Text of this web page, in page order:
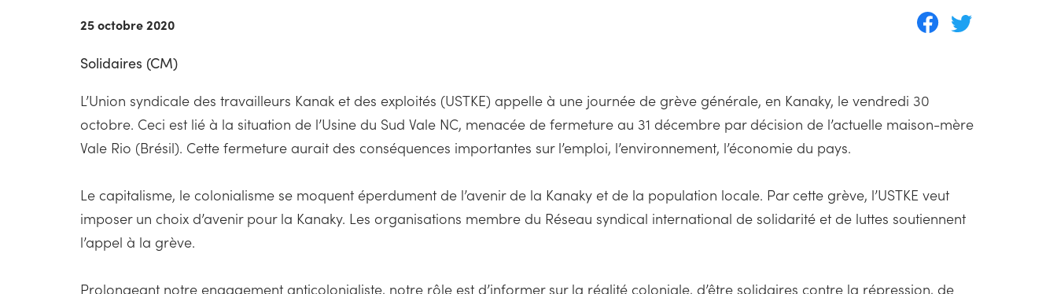
25 octobre 2020
Solidaires (CM)
L’Union syndicale des travailleurs Kanak et des exploités (USTKE) appelle à une journée de grève générale, en Kanaky, le vendredi 30
octobre. Ceci est lié à la situation de l’Usine du Sud Vale NC, menacée de fermeture au 31 décembre par décision de l’actuelle maison-mère
Vale Rio (Brésil). Cette fermeture aurait des conséquences importantes sur l’emploi, l’environnement, l’économie du pays.
Le capitalisme, le colonialisme se moquent éperdument de l’avenir de la Kanaky et de la population locale. Par cette grève, l’USTKE veut
imposer un choix d’avenir pour la Kanaky. Les organisations membre du Réseau syndical international de solidarité et de luttes soutiennent
l’appel à la grève.
Prolongeant notre engagement anticolonialiste, notre rôle est d’informer sur la réalité coloniale, d’être solidaires contre la répression, de